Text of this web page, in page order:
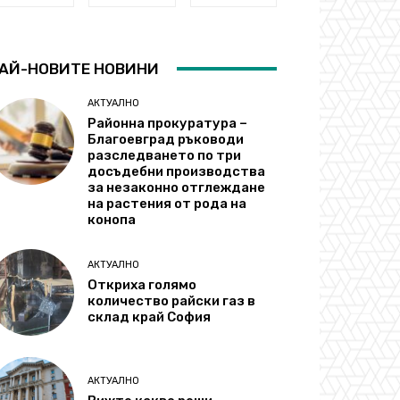
НОВИТЕ НОВИНИ
АКТУАЛНО
Районна прокуратура –
Благоевград ръководи
разследването по три
досъдебни производства
за незаконно отглеждане
на растения от рода на
конопа
АКТУАЛНО
Откриха голямо
количество райски газ в
склад край София
АКТУАЛНО